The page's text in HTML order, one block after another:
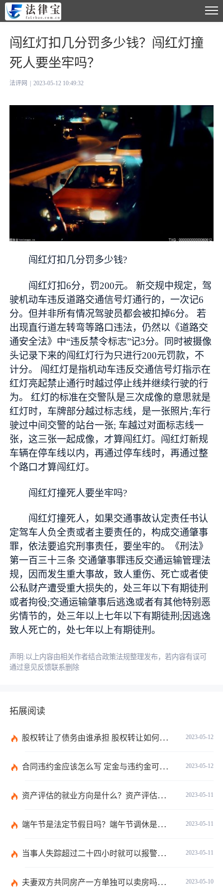
闯红灯扣几分罚多少钱？闯红灯撞
死人要坐牢吗？
法评网 2023-05-12 10:49:32
闯红灯扣几分罚多少钱?
闯红灯扣6分，罚200元。 新交规中规定，驾
驶机动车违反道路交通信号灯通行的，一次记6
分。但并非所有情况驾驶员都会被扣掉6分。 若
出现直行道左转弯等路口违法，仍然以《道路交
通安全法》中“违反禁令标志”记3分。同时被摄像
头记录下来的闯红灯行为只进行200元罚款，不
计分。 闯红灯是指机动车违反交通信号灯指示在
红灯亮起禁止通行时越过停止线并继续行驶的行
为。 红灯的标准在交警队是三次成像的意思就是
红灯时，车牌部分越过标志线，是一张照片;车行
驶过中间交警的站台一张; 车越过对面标志线一
张，这三张一起成像，才算闯红灯。闯红灯新规
车辆在停车线以内，再通过停车线时，再通过整
个路口才算闯红灯。
闯红灯撞死人要坐牢吗?
闯红灯撞死人，如果交通事故认定责任书认
定驾车人负全责或者主要责任的，构成交通肇事
罪，依法要追究刑事责任，要坐牢的。《刑法》
第一百三十三条 交通肇事罪违反交通运输管理法
规，因而发生重大事故，致人重伤、死亡或者使
公私财产遭受重大损失的，处三年以下有期徒刑
或者拘役;交通运输肇事后逃逸或者有其他特别恶
劣情节的，处三年以上七年以下有期徒刑;因逃逸
致人死亡的，处七年以上有期徒刑。
声明:以上内容由相关作者结合政策法规整理发布，若内容有误可
通过意见反馈联系删除
拓展阅读
2023-05-12
股权转让了债务由谁承担 股权转让如何办手续和流程？
2023-05-12
合同违约金应该怎么写 定金与违约金可以并用吗？
2023-05-11
资产评估的就业方向是什么？资产评估报告书必须由资产评估机构独立撰写吗？
2023-05-11
端午节是法定节假日吗？端午节调休是什么意思？
2023-05-11
当事人失踪超过二十四小时就可以报警了吗？下落不明多久可以向人民法院申请宣告其失踪？
2023-05-10
夫妻双方共同房产一方单独可以卖房吗？夫妻双方共同财产离婚如何分配？